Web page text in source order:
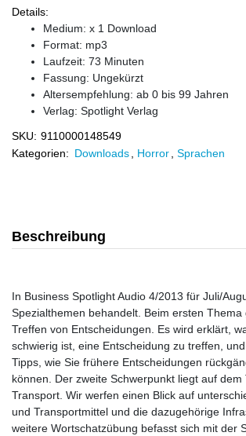
Details:
Medium: x 1 Download
Format: mp3
Laufzeit: 73 Minuten
Fassung: Ungekürzt
Altersempfehlung: ab 0 bis 99 Jahren
Verlag: Spotlight Verlag
SKU: 9110000148549
Kategorien: Downloads Horror Sprachen
Beschreibung
In Business Spotlight Audio 4/2013 für Juli/
Spezialthemen behandelt. Beim ersten Thema
Treffen von Entscheidungen. Es wird erklärt,
schwierig ist, eine Entscheidung zu treffen,
Tipps, wie Sie frühere Entscheidungen
können. Der zweite Schwerpunkt liegt auf
Transport. Wir werfen einen Blick auf
und Transportmittel und die dazugehörige
weitere Wortschatzübung befasst sich mit der